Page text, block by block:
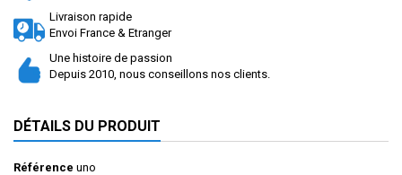
Livraison rapide
Envoi France & Etranger
Une histoire de passion
Depuis 2010, nous conseillons nos clients.
DÉTAILS DU PRODUIT
Référence uno